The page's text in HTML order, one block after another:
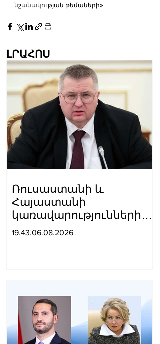
նշանակության թեմաների»:
ԼՐԱՀՈՍ
Ռուսաստանի և
Հայաստանի
կառավարությունների
պատվիրակությունների
19.43.06.08.2026